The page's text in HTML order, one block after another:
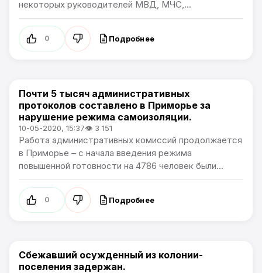
некоторых руководителей МВД, МЧС,...
0 Подробнее
Новости Приморского края
Почти 5 тысяч административных
протоколов составлено в Приморье за
нарушение режима самоизоляции.
10-05-2020, 15:37👁 3 151
Работа административных комиссий продолжается
в Приморье – с начала введения режима
повышенной готовности на 4786 человек были...
0 Подробнее
Новости Приморского края
Сбежавший осужденный из колонии-
поселения задержан.